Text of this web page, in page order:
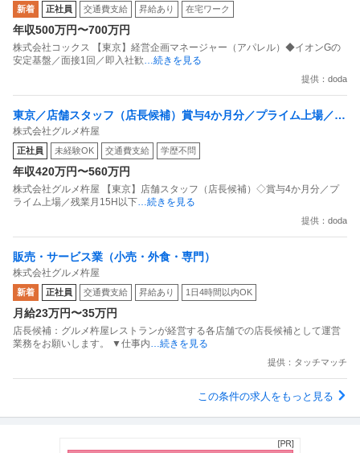
新着 正社員 交通費支給 昇給あり 在宅ワーク
年収500万円〜700万円
株式会社コックス 【東京】経営企画マネージャー（アパレル）◆イオンGの
安定基盤／面接1回／即入社歓 …続きを見る
提供：doda
東京／店舗スタッフ（店長候補）賞与4か月分／プライム上場／残
業月15H以下／新店オープン多数
株式会社グルメ杵屋
正社員 未経験OK 交通費支給 学歴不問
年収420万円〜560万円
株式会社グルメ杵屋 【東京】店舗スタッフ（店長候補）◇賞与4か月分／プ
ライム上場／残業月15H以下 …続きを見る
提供：doda
販売・サービス業（小売・外食・専門）
株式会社グルメ杵屋
新着 正社員 交通費支給 昇給あり 1日4時間以内OK
月給23万円〜35万円
店長候補：グルメ杵屋レストランが経営する各店舗での店長候補として運営
業務をお願いします。 ▼仕事内 …続きを見る
提供：タッチマッチ
この条件の求人をもっと見る